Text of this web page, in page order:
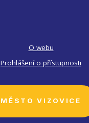
O webu
Prohlášení o přístupnosti
MĚSTO VIZOVICE